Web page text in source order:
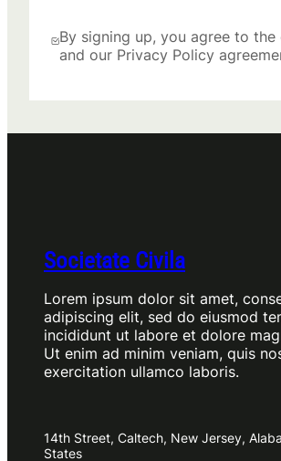
By signing up, you agree to the
and our Privacy Policy
Societate Civila
Lorem ipsum dolor sit amet,
adipiscing elit, sed do eiusmod
incididunt ut labore et dolore
Ut enim ad minim veniam, quis
exercitation ullamco laboris.
14th Street, Caltech, New Jersey,
States